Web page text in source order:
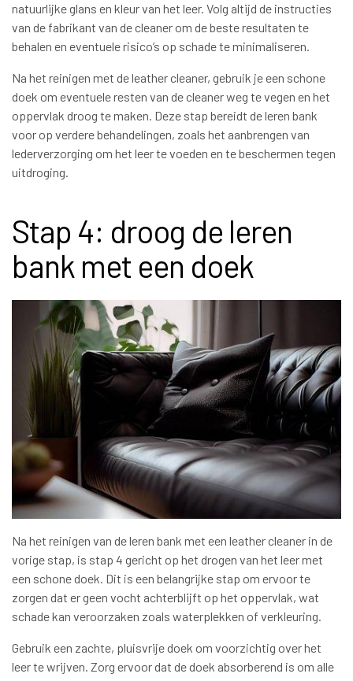
natuurlijke glans en kleur van het leer. Volg altijd de instructies
van de fabrikant van de cleaner om de beste resultaten te
behalen en eventuele risico’s op schade te minimaliseren.
Na het reinigen met de leather cleaner, gebruik je een schone
doek om eventuele resten van de cleaner weg te vegen en het
oppervlak droog te maken. Deze stap bereidt de leren bank
voor op verdere behandelingen, zoals het aanbrengen van
lederverzorging om het leer te voeden en te beschermen tegen
uitdroging.
Stap 4: droog de leren
bank met een doek
Na het reinigen van de leren bank met een leather cleaner in de
vorige stap, is stap 4 gericht op het drogen van het leer met
een schone doek. Dit is een belangrijke stap om ervoor te
zorgen dat er geen vocht achterblijft op het oppervlak, wat
schade kan veroorzaken zoals waterplekken of verkleuring.
Gebruik een zachte, pluisvrije doek om voorzichtig over het
leer te wrijven. Zorg ervoor dat de doek absorberend is om alle